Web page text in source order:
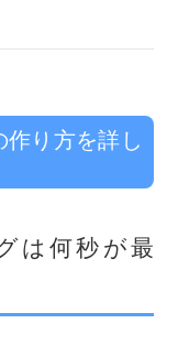
り方を詳し
は何秒が最